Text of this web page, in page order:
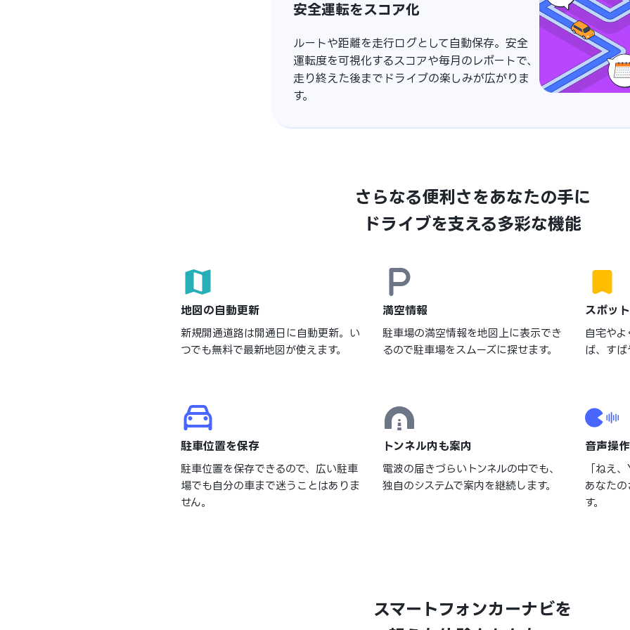
安全運転をスコア化
ルートや距離を走行ログとして自動保存。安全
運転度を可視化するスコアや毎月のレポートで、
走り終えた後までドライブの楽しみが広がりま
す。
さらなる便利さをあなたの手に
ドライブを支える多彩な機能
地図の自動更新
新規開通道路は開通日に自動更新。い
つでも無料で最新地図が使えます。
満空情報
駐車場の満空情報を地図上に表示でき
るので駐車場をスムーズに探せます。
スポッ
自宅や
ば、すば
駐車位置を保存
駐車位置を保存できるので、広い駐車
場でも自分の車まで迷うことはありま
せん。
トンネル内も案内
電波の届きづらいトンネルの中でも、
独自のシステムで案内を継続します。
音声操作
「ねえ
あなた
す。
スマートフォンカーナビを